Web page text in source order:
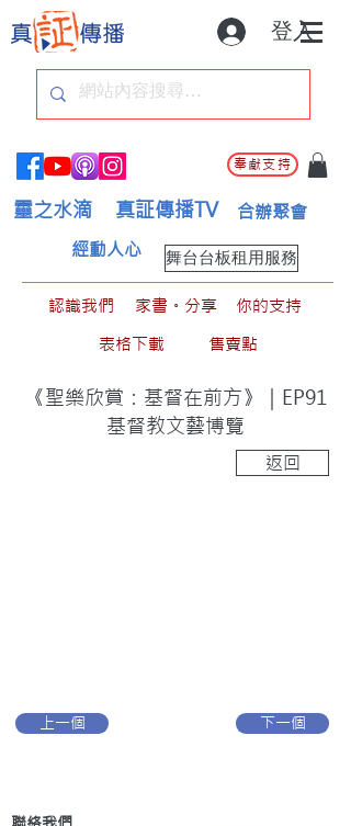
登入
奉獻支持
靈之水滴 真証傳播TV 合辦聚會
舞台台板租用服務
經動人心
認識我們 家書。分享
你的支持
表格下載
售賣點
《聖樂欣賞：基督在前方》｜EP91
基督教文藝博覽
返回
上一個 下一個